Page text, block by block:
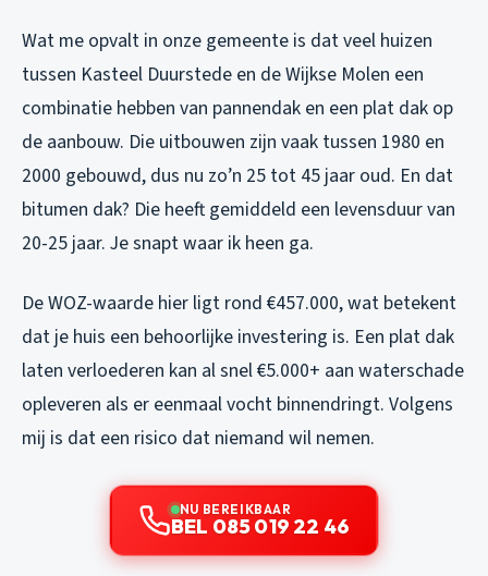
Wat me opvalt in onze gemeente is dat veel huizen
tussen Kasteel Duurstede en de Wijkse Molen een
combinatie hebben van pannendak en een plat dak op
de aanbouw. Die uitbouwen zijn vaak tussen 1980 en
2000 gebouwd, dus nu zo’n 25 tot 45 jaar oud. En dat
bitumen dak? Die heeft gemiddeld een levensduur van
20-25 jaar. Je snapt waar ik heen ga.
De WOZ-waarde hier ligt rond €457.000, wat betekent
dat je huis een behoorlijke investering is. Een plat dak
laten verloederen kan al snel €5.000+ aan waterschade
opleveren als er eenmaal vocht binnendringt. Volgens
mij is dat een risico dat niemand wil nemen.
NU BEREIKBAAR
BEL 085 019 22 46